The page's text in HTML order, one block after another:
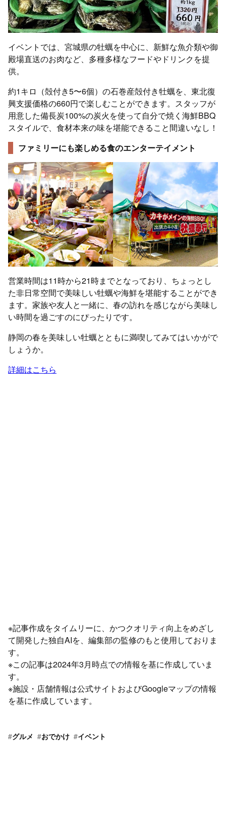
イベントでは、宮城県の牡蠣を中心に、新鮮な魚介類や御
殿場直送のお肉など、多種多様なフードやドリンクを提
供。
約1キロ（殻付き5〜6個）の石巻産殻付き牡蠣を、東北復
興支援価格の660円で楽しむことができます。スタッフが
用意した備長炭100%の炭火を使って自分で焼く海鮮BBQ
スタイルで、食材本来の味を堪能できること間違いなし！
ファミリーにも楽しめる食のエンターテイメント
営業時間は11時から21時までとなっており、ちょっとし
た非日常空間で美味しい牡蠣や海鮮を堪能することができ
ます。家族や友人と一緒に、春の訪れを感じながら美味し
い時間を過ごすのにぴったりです。
静岡の春を美味しい牡蠣とともに満喫してみてはいかがで
しょうか。
詳細はこちら
※記事作成をタイムリーに、かつクオリティ向上をめざし
て開発した独自AIを、編集部の監修のもと使用しておりま
す。
※この記事は2024年3月時点での情報を基に作成していま
す。
※施設・店舗情報は公式サイトおよびGoogleマップの情報
を基に作成しています。
#グルメ #おでかけ #イベント